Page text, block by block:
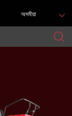
অসমীয়া